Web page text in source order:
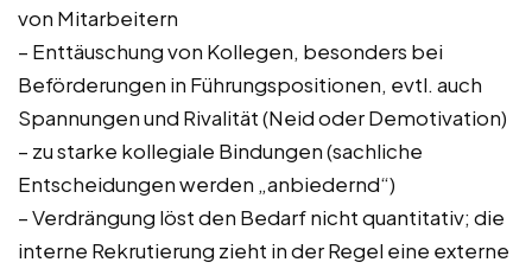
von Mitarbeitern
– Enttäuschung von Kollegen, besonders bei
Beförderungen in Führungspositionen, evtl. auch
Spannungen und Rivalität (Neid oder Demotivation)
– zu starke kollegiale Bindungen (sachliche
Entscheidungen werden „anbiedernd“)
– Verdrängung löst den Bedarf nicht quantitativ; die
interne Rekrutierung zieht in der Regel eine externe